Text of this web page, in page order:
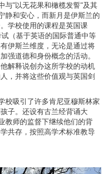
与"以无花果和橄榄发誓"及其
静和安心，而新月是伊斯兰的
学校使用的课程是英国课
（基于英语的国际普通中等
伊斯兰维度，无论是通过将
强道德和身份概念的活动。
解释说创办这所学校的动机
，并将这些价值观与英国剑
校吸引了许多肯尼亚穆斯林家
子。还设有古兰经背诵大
教师的监督下继续他们的背
共存，按照高学术标准教导